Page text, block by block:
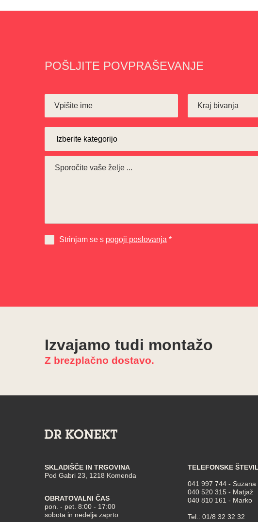
POŠLJITE POVPRAŠEVANJE
Strinjam se s pogoji poslovanja *
Izvajamo tudi montažo
Z brezplačno dostavo.
SKLADIŠČE IN TRGOVINA
Pod Gabri 23, 1218 Komenda
OBRATOVALNI ČAS
pon. - pet. 8:00 - 17:00
sobota in nedelja zaprto
TELEFONSKE
041 997 744 - Suzana
040 520 315 - Matjaž
040 810 161 - Marko
Tel.: 01/8 32 32 32